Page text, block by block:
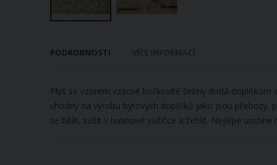
začátek
s
obrázky
PODROBNOSTI
Plyš se vzorem vzácné kočkovité šelmy dodá
vhodný na výrobu bytových doplňků jako jsou přehozy,
se bělit, sušit v bubnové sušičce a žehlit. Nejlépe